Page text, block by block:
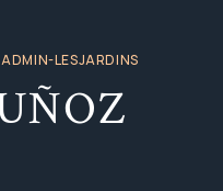
ADMIN-LESJARDINS